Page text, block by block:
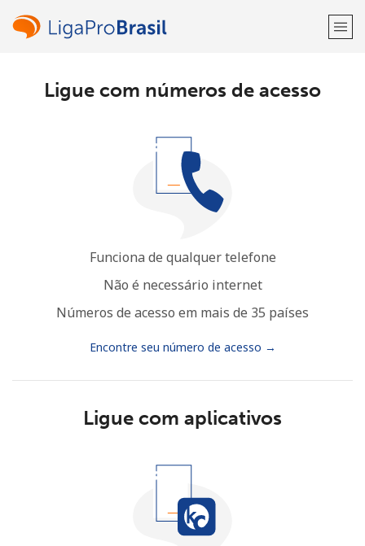
Bem-vindo(a)!
Já tem uma conta?
Entrar com
ou
Mínimo de 8 caracteres
Uma letra maiúscula e minúscula
Ligue com números de acesso
Funciona de qualquer telefone
Não é necessário internet
Números de acesso em mais de 35 países
Encontre seu número de acesso →
Ligue com aplicativos